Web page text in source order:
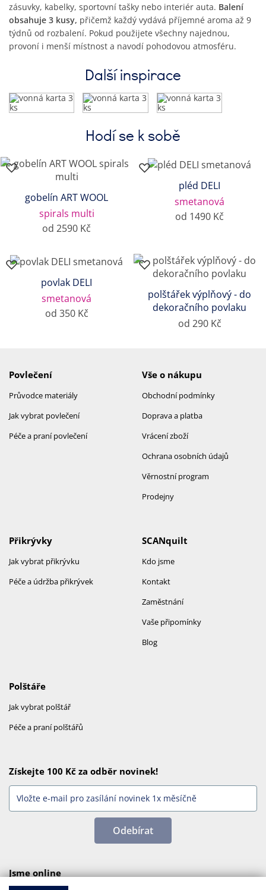
zásuvky, kabelky, sportovní tašky nebo interiér auta. Balení
obsahuje 3 kusy, přičemž každý vydává příjemné aroma až 9
týdnů od rozbalení. Pokud použijete všechny najednou,
provoní i menší místnost a navodí pohodovou atmosféru.
Další inspirace
Hodí se k sobě
gobelín ART WOOL
spirals multi
od 2590 Kč
pléd DELI
smetanová
od 1490 Kč
povlak DELI
smetanová
od 350 Kč
polštářek výplňový - do
dekoračního povlaku
od 290 Kč
Povlečení
Průvodce materiály
Jak vybrat povlečení
Péče a praní povlečení
Vše o nákupu
Obchodní podmínky
Doprava a platba
Vrácení zboží
Ochrana osobních údajů
Věrnostní program
Prodejny
SCANquilt
Kdo jsme
Kontakt
Zaměstnání
Vaše připomínky
Blog
Přikrývky
Jak vybrat přikrývku
Péče a údržba přikrývek
Polštáře
Jak vybrat polštář
Péče a praní polštářů
Získejte 100 Kč za odběr novinek!
Odebírat
Jsme online